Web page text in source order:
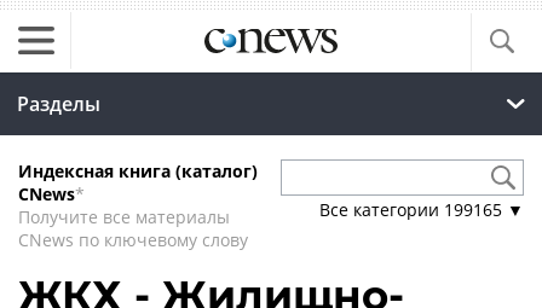
Разделы
Индексная книга (каталог)
CNews*
Получите все материалы
CNews по ключевому слову
Все категории 199165 ▼
ЖКХ - Жилищно-